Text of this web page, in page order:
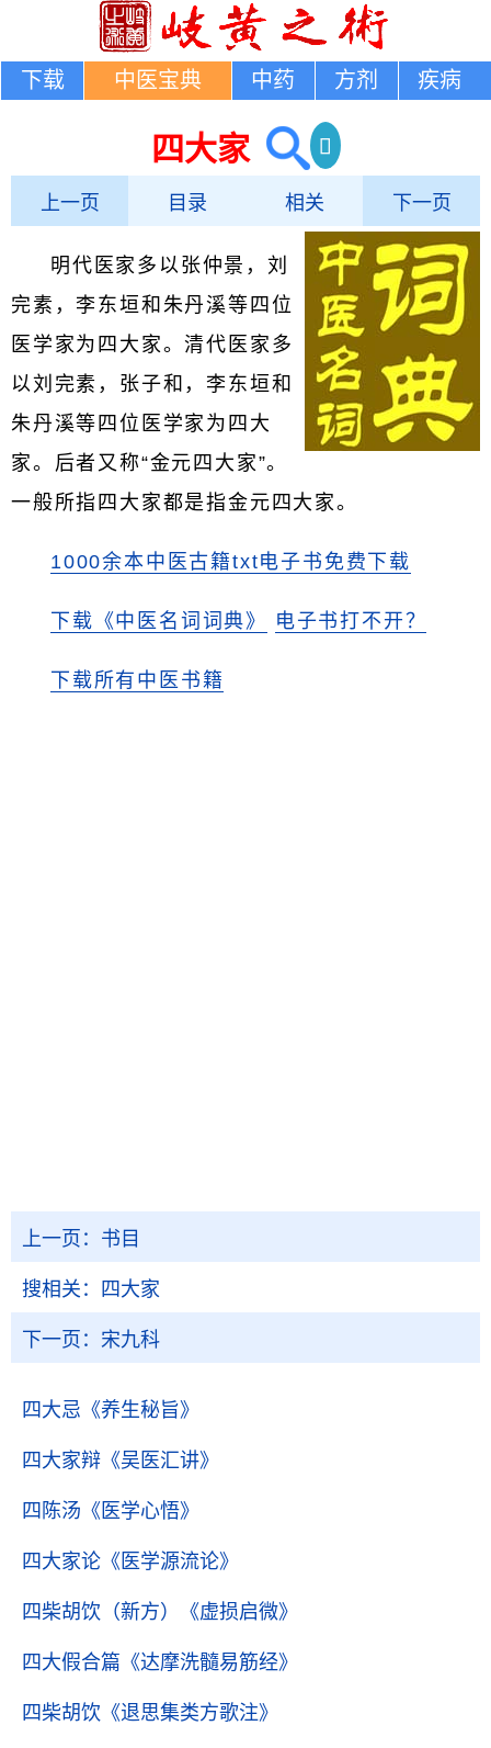
下载 中医宝典 中药 方剂 疾病
四大家
上一页 目录 相关 下一页
明代医家多以张仲景，刘
完素，李东垣和朱丹溪等四位
医学家为四大家。清代医家多
以刘完素，张子和，李东垣和
朱丹溪等四位医学家为四大
家。后者又称“金元四大家”。
一般所指四大家都是指金元四大家。
1000余本中医古籍txt电子书免费下载
下载《中医名词词典》 电子书打不开？
下载所有中医书籍
上一页： 书目
搜相关： 四大家
下一页： 宋九科
四大忌 《养生秘旨》
四大家辩 《吴医汇讲》
四陈汤 《医学心悟》
四大家论 《医学源流论》
四柴胡饮（新方） 《虚损启微》
四大假合篇 《达摩洗髓易筋经》
四柴胡饮 《退思集类方歌注》